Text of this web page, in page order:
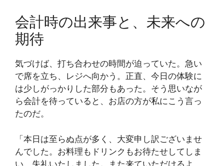
会計時の出来事と、未来への
期待
気づけば、打ち合わせの時間が迫っていた。急い
で席を立ち、レジへ向かう。正直、今日の体験に
は少しがっかりした部分もあった。そう思いなが
ら会計を待っていると、お店の方が私にこう言っ
たのだ。
「本日は至らぬ点が多く、大変申し訳ございませ
んでした。お料理もドリンクもお待たせしてしま
い、失礼いたしました。また来ていただけるよ